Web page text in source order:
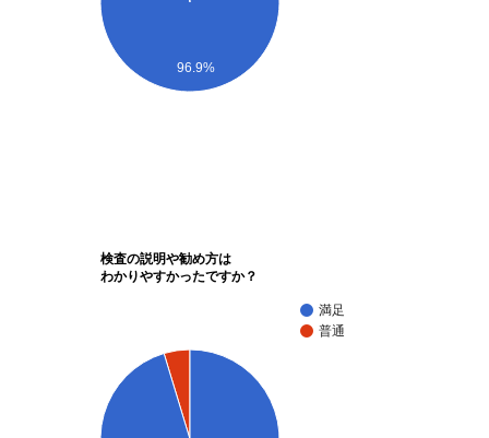
96.9%
検査の説明や勧め方は
わかりやすかったですか？
満足
普通